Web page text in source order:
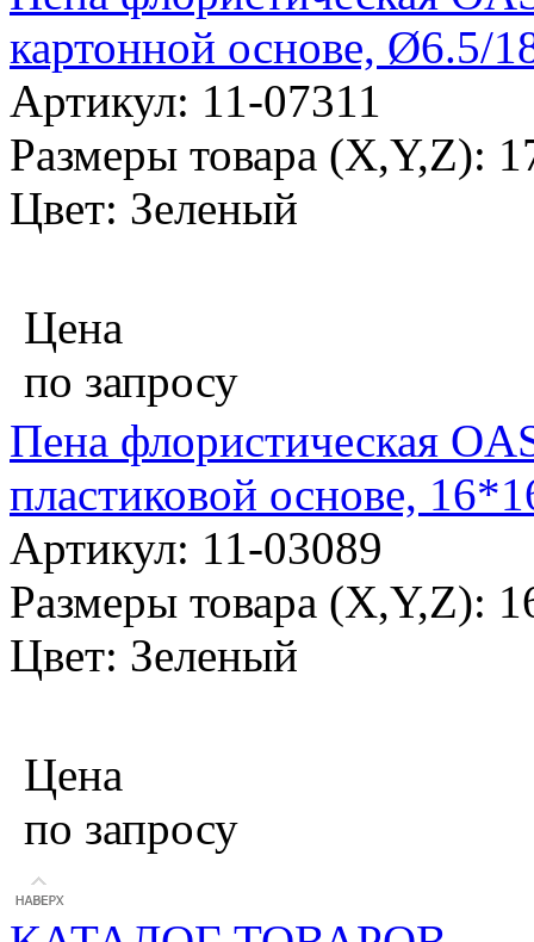
картонной основе, Ø6.5/
Артикул: 11-07311
Размеры товара (X,Y,Z):
Цвет: Зеленый
Цена
по запросу
Пена флористическая
пластиковой основе,
Артикул: 11-03089
Размеры товара (X,Y,Z):
Цвет: Зеленый
Цена
по запросу